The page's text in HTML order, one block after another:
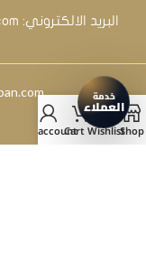
البريد الالكتروني:
Shop
Wishlist
Cart
My account